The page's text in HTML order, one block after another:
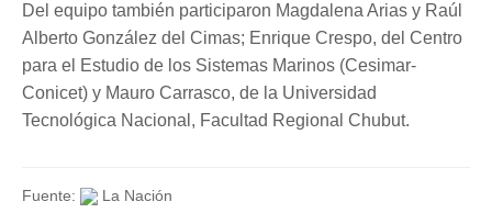
Del equipo también participaron Magdalena Arias y Raúl
Alberto González del Cimas; Enrique Crespo, del Centro
para el Estudio de los Sistemas Marinos (Cesimar-
Conicet) y Mauro Carrasco, de la Universidad
Tecnológica Nacional, Facultad Regional Chubut.
Fuente: La Nación